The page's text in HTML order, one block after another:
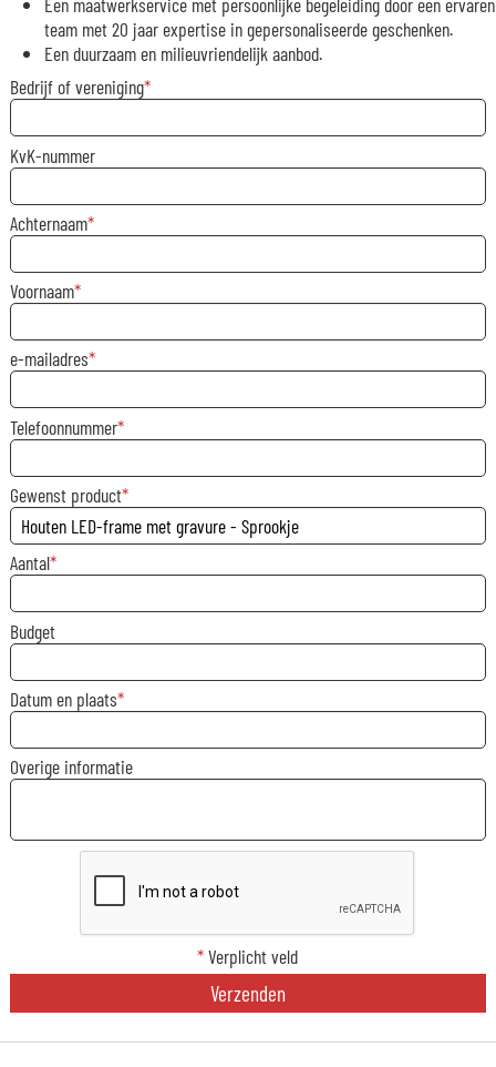
team met 20 jaar expertise in gepersonaliseerde geschenken.
Een duurzaam en milieuvriendelijk aanbod.
Bedrijf of vereniging
KvK-nummer
Achternaam
Voornaam
e-mailadres
Telefoonnummer
Gewenst product
Aantal
Budget
Datum en plaats
Overige informatie
*Verplicht veld
Verzenden